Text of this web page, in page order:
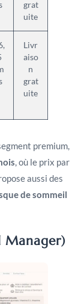
grat
uite
Livr
aiso
n
grat
uite
premium,
, où le prix par
aussi des
de sommeil
Manager)